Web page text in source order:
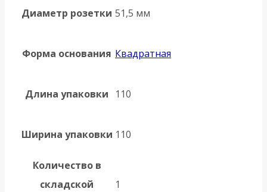
Диаметр розетки 51,5 мм
Форма основания Квадратная
Длина упаковки 110
Ширина упаковки 110
Количество в
складской
1